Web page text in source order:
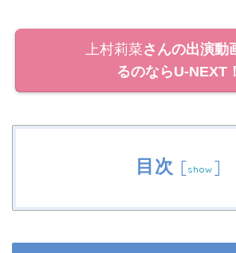
上村莉菜さんの出演動
るのならU-NEXT！
目次 [show ]